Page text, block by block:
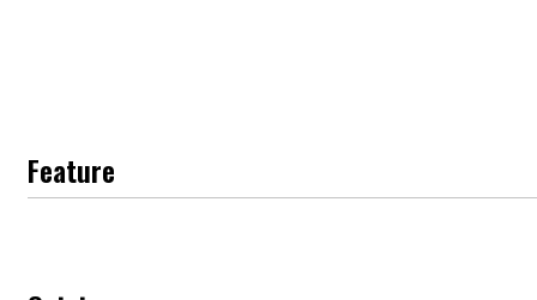
Feature